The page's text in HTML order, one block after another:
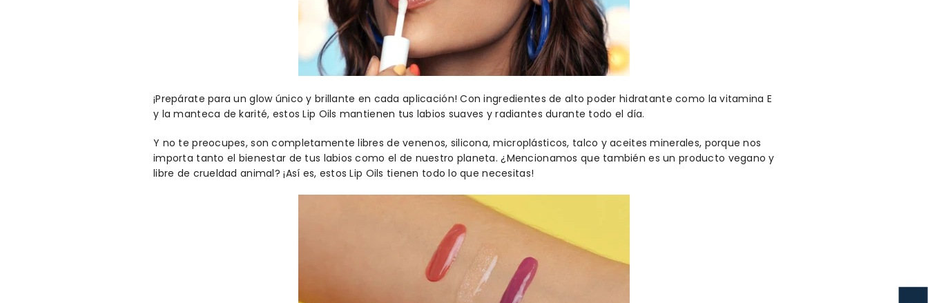
¡Prepárate para un glow único y brillante en cada aplicación! Con ingredientes de alto poder hidratante como la vitamina E
y la manteca de karité, estos Lip Oils mantienen tus labios suaves y radiantes durante todo el día.
Y no te preocupes, son completamente libres de venenos, silicona, microplásticos, talco y aceites minerales, porque nos
importa tanto el bienestar de tus labios como el de nuestro planeta. ¿Mencionamos que también es un producto vegano y
libre de crueldad animal? ¡Así es, estos Lip Oils tienen todo lo que necesitas!